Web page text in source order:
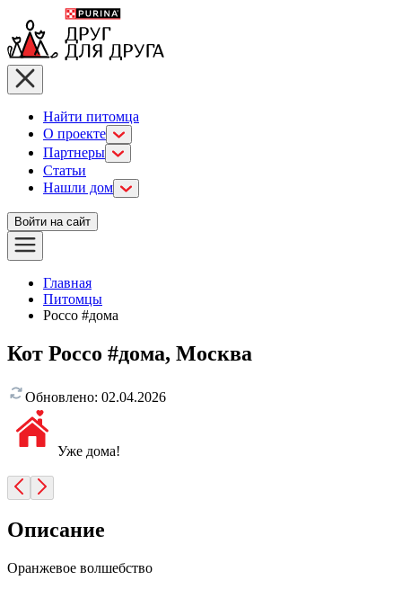
Найти питомца
О проекте
Партнеры
Статьи
Нашли дом
Войти на сайт
Главная
Питомцы
Россо #дома
Кот Россо #дома, Москва
Обновлено: 02.04.2026
Уже дома!
Описание
Оранжевое волшебство